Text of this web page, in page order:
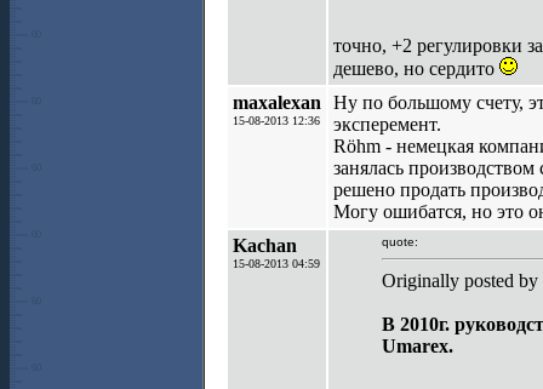
точно, +2 регулировки
дешево, но сердито
maxalexan
15-08-2013 12:36
Ну по большому счету,
эксперемент.
Röhm - немецкая
занялась
решено продать
Могу ошибатся, но это
Kachan
15-08-2013 04:59
quote:
Originally posted by
В 2010г.
Umarex.